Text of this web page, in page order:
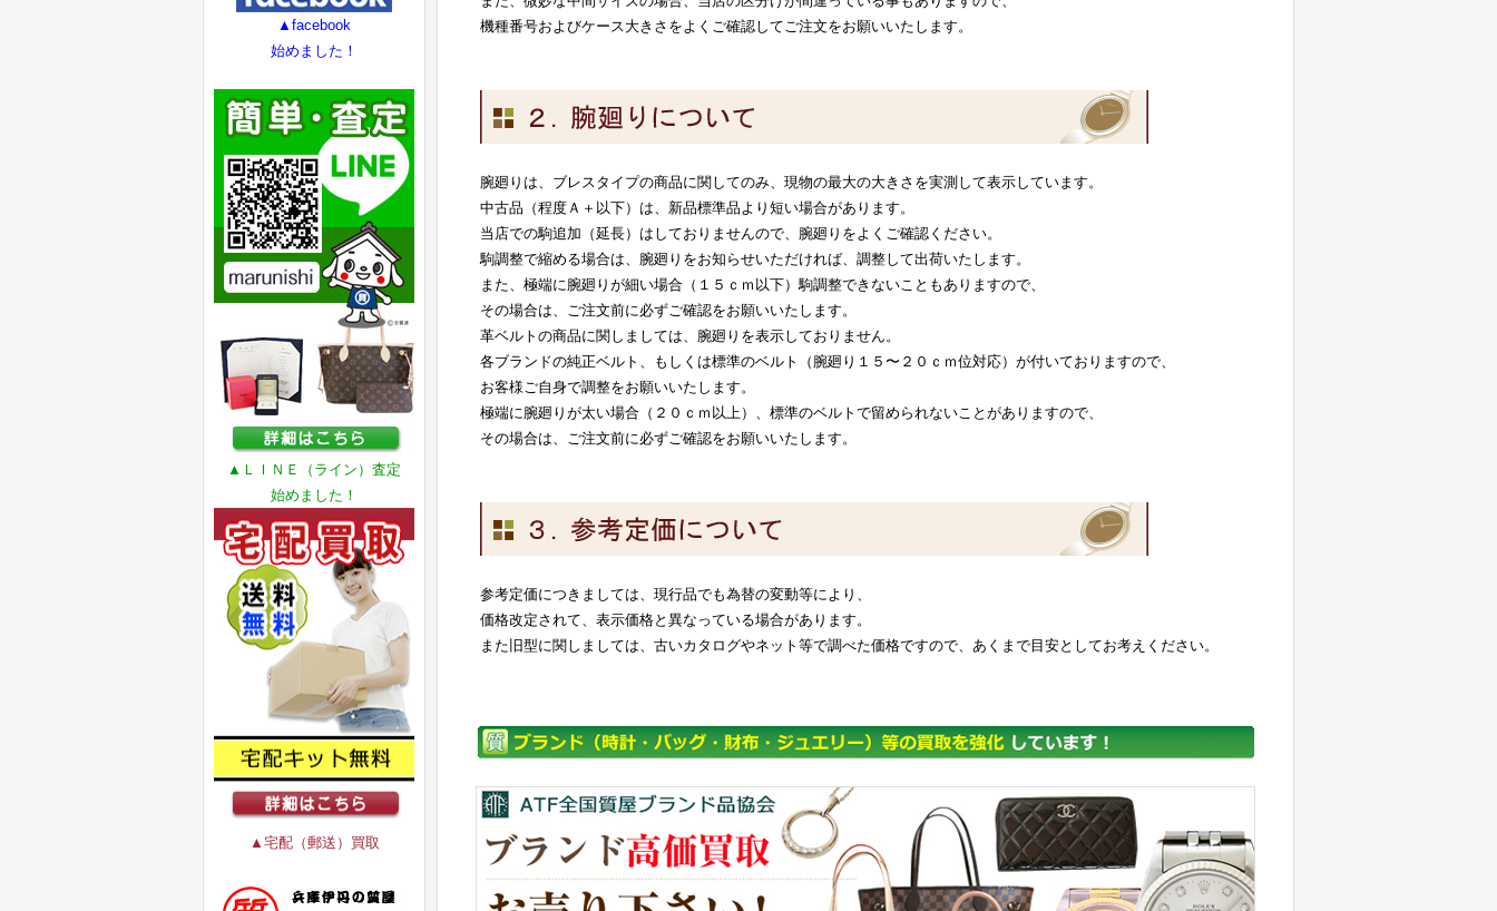
▲facebook
始めました！
▲ＬＩＮＥ（ライン）査定
始めました！
▲宅配（郵送）買取
機種番号およびケース大きさをよくご確認してご注文をお願いいたします。
腕廻りは、ブレスタイプの商品に関してのみ、現物の最大の大きさを実測して表示しています。
中古品（程度Ａ＋以下）は、新品標準品より短い場合があります。
当店での駒追加（延長）はしておりませんので、腕廻りをよくご確認ください。
駒調整で縮める場合は、腕廻りをお知らせいただければ、調整して出荷いたします。
また、極端に腕廻りが細い場合（１５ｃｍ以下）駒調整できないこともありますので、
その場合は、ご注文前に必ずご確認をお願いいたします。
革ベルトの商品に関しましては、腕廻りを表示しておりません。
各ブランドの純正ベルト、もしくは標準のベルト（腕廻り１５〜２０ｃｍ位対応）が付いておりますので、
お客様ご自身で調整をお願いいたします。
極端に腕廻りが太い場合（２０ｃｍ以上）、標準のベルトで留められないことがありますので、
その場合は、ご注文前に必ずご確認をお願いいたします。
参考定価につきましては、現行品でも為替の変動等により、
価格改定されて、表示価格と異なっている場合があります。
また旧型に関しましては、古いカタログやネット等で調べた価格ですので、あくまで目安としてお考えください。